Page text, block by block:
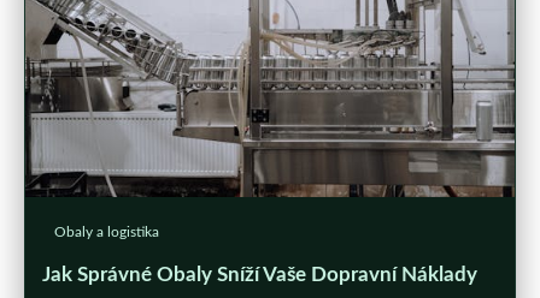
Obaly a logistika
Jak Správné Obaly Sníží Vaše Dopravní Náklady